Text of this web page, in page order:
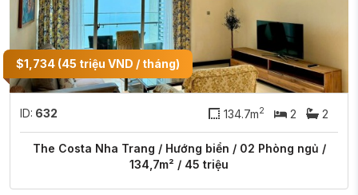
$1,734 (45 triệu VND / tháng)
ID: 632 134.7m2 2 2
The Costa Nha Trang / Hướng biển / 02 Phòng ngủ /
134,7m² / 45 triệu